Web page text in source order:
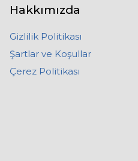
Hakkımızda
Gizlilik Politikası
Şartlar ve Koşullar
Çerez Politikası